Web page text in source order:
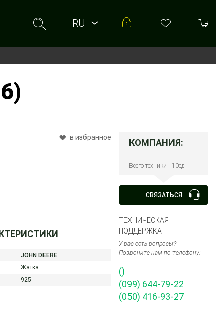
RU
в избранное
JOHN DEERE
Жатка
925
КОМПАНИЯ:
Всего техники : 10ед.
СВЯЗАТЬСЯ
ТЕХНИЧЕСКАЯ
ПОДДЕРЖКА
У вас есть вопросы?
Позвоните нам по телефону:
()
(099) 644-79-22
(050) 416-93-27